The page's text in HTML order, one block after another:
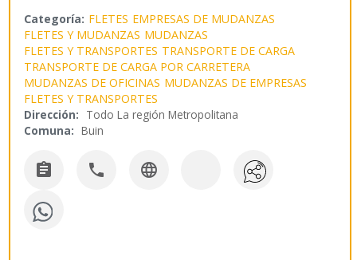
Categoría: FLETES EMPRESAS DE MUDANZAS
FLETES Y MUDANZAS MUDANZAS
FLETES Y TRANSPORTES TRANSPORTE DE CARGA
TRANSPORTE DE CARGA POR CARRETERA
MUDANZAS DE OFICINAS MUDANZAS DE EMPRESAS
FLETES Y TRANSPORTES
Dirección: Todo La región Metropolitana
Comuna: Buin
  